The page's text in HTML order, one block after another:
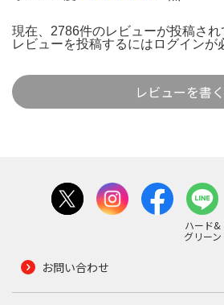
現在、2786件のレビューが投稿され
レビューを投稿するには ログインが
レビューを書く
ハード&
グリーン
お問い合わせ